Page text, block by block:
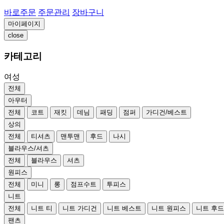
바로주문 주문관리 장바구니
마이페이지
close
카테고리
여성
전체
아우터
전체
코트 재킷 데님 패딩 점퍼
가디건/베스트
상의
전체
티셔츠 맨투맨 후드
나시
블라우스/셔츠
전체
블라우스
셔츠
원피스
전체
미니 롱 점프수트
투피스
니트
전체
니트 티 니트 가디건 니트 베스트 니트 원피스 니트 후
팬츠